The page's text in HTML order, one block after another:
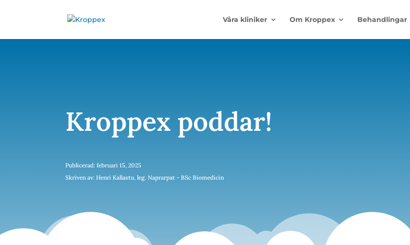
Våra kliniker Om Kroppex Behandlingar
Kroppex poddar!
Publicerad: februari 15, 2025
Skriven av: Henri Kallastu, leg. Naprarpat - BSc Biomedicin